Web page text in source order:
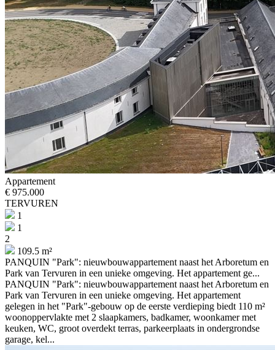
Appartement
€ 975.000
TERVUREN
1
1
2
109.5 m²
PANQUIN "Park": nieuwbouwappartement naast het Arboretum en
Park van Tervuren in een unieke omgeving. Het appartement ge...
PANQUIN "Park": nieuwbouwappartement naast het Arboretum en
Park van Tervuren in een unieke omgeving. Het appartement
gelegen in het "Park"-gebouw op de eerste verdieping biedt 110 m²
woonoppervlakte met 2 slaapkamers, badkamer, woonkamer met
keuken, WC, groot overdekt terras, parkeerplaats in ondergrondse
garage, kel...